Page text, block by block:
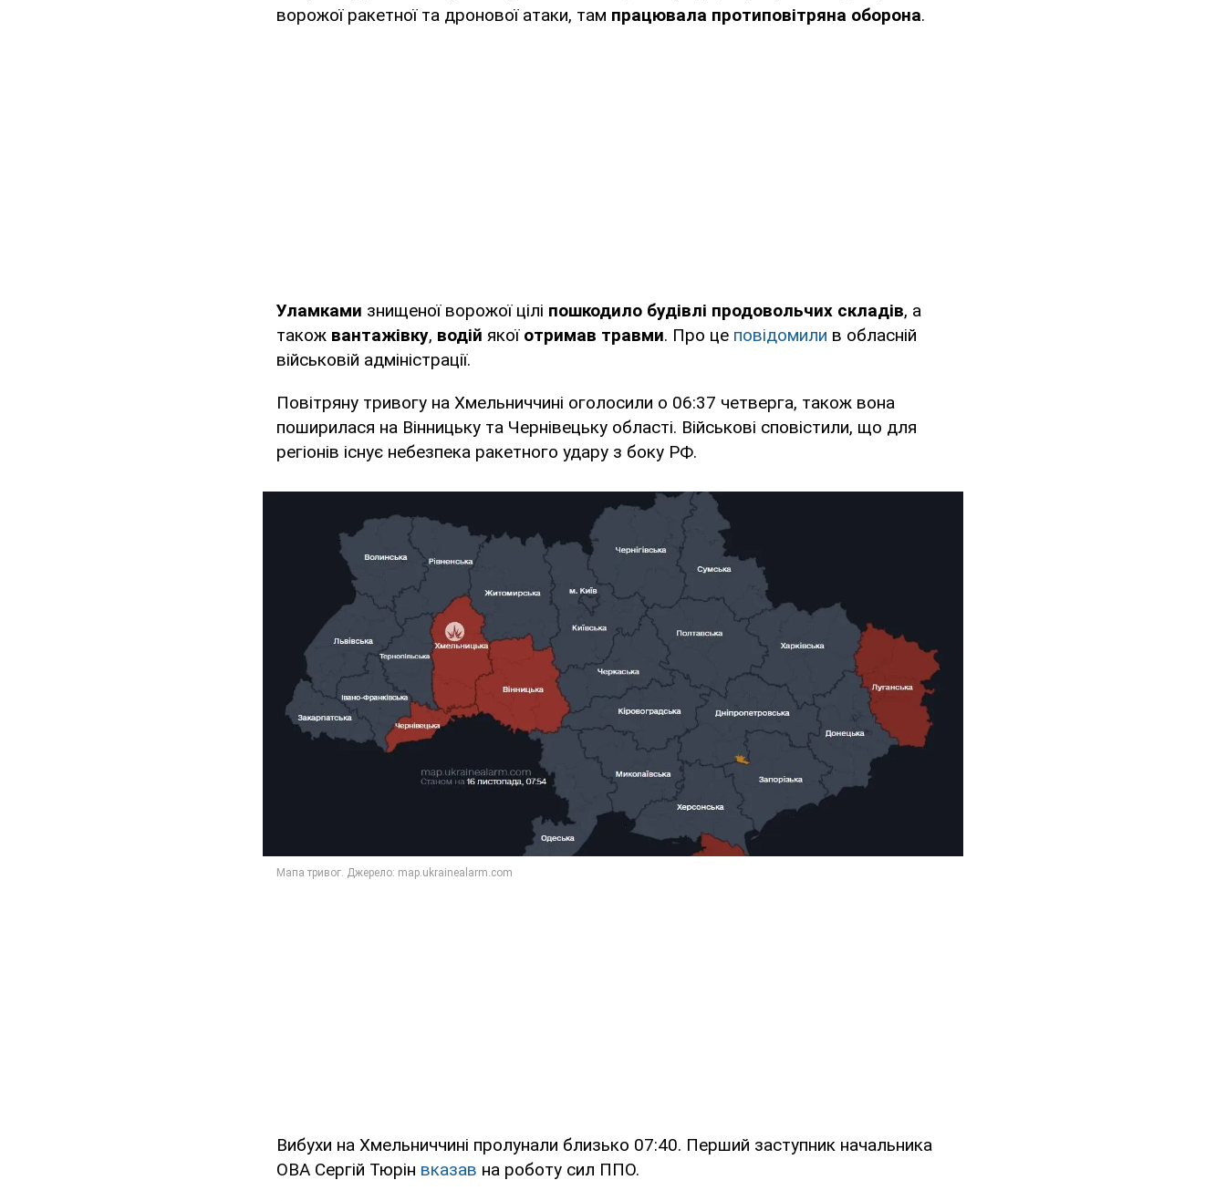
ворожої ракетної та дронової атаки, там працювала протиповітряна оборона.
Уламками знищеної ворожої цілі пошкодило будівлі продовольчих складів, а
також вантажівку, водій якої отримав травми. Про це повідомили в обласній
військовій адміністрації.
Повітряну тривогу на Хмельниччині оголосили о 06:37 четверга, також вона
поширилася на Вінницьку та Чернівецьку області. Військові сповістили, що для
регіонів існує небезпека ракетного удару з боку РФ.
Вибухи на Хмельниччині пролунали близько 07:40. Перший заступник начальника
ОВА Сергій Тюрін вказав на роботу сил ППО.